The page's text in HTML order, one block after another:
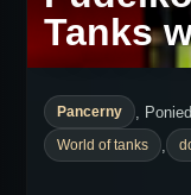
Tanks
Pancerny ,
World of tanks